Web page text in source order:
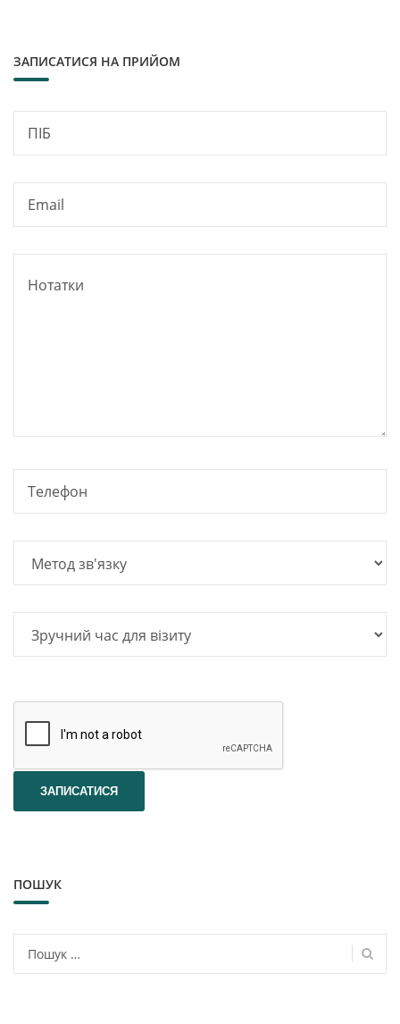
ЗАПИСАТИСЯ НА ПРИЙОМ
ПОШУК
Пошук: